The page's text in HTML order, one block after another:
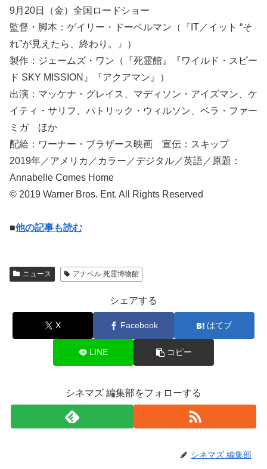
9月20日（金）全国ロードショー
監督・脚本：ゲイリー・ドーベルマン（『IT／イット “そ
れ”が見えたら、終わり。』）
製作：ジェームズ・ワン（『死霊館』『ワイルド・スピー
ド SKY MISSION』『アクアマン』）
出演：マッケナ・グレイス、マディソン・アイズマン、ケ
イティ・サリフ、パトリック・ウィルソン、ベラ・ファー
ミガ ほか
配給：ワーナー・ブラザース映画 宣伝：スキップ
2019年／アメリカ／カラー／デジタル／英語／原題：
Annabelle Comes Home
© 2019 Warner Bros. Ent. All Rights Reserved
■他の記事も読む
ニュース アナベル 死霊博物館
シェアする
X Facebook はてブ
LINE コピー
シネマズ 編集部をフォローする
シネマズ 編集部